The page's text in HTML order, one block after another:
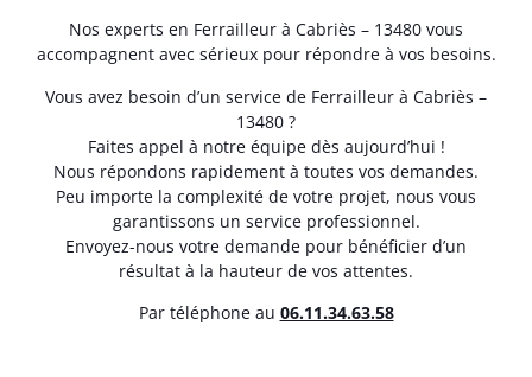
Nos experts en Ferrailleur à Cabriès – 13480 vous
accompagnent avec sérieux pour répondre à vos besoins.
Vous avez besoin d’un service de Ferrailleur à Cabriès –
13480 ?
Faites appel à notre équipe dès aujourd’hui !
Nous répondons rapidement à toutes vos demandes.
Peu importe la complexité de votre projet, nous vous
garantissons un service professionnel.
Envoyez-nous votre demande pour bénéficier d’un
résultat à la hauteur de vos attentes.
Par téléphone au 06.11.34.63.58